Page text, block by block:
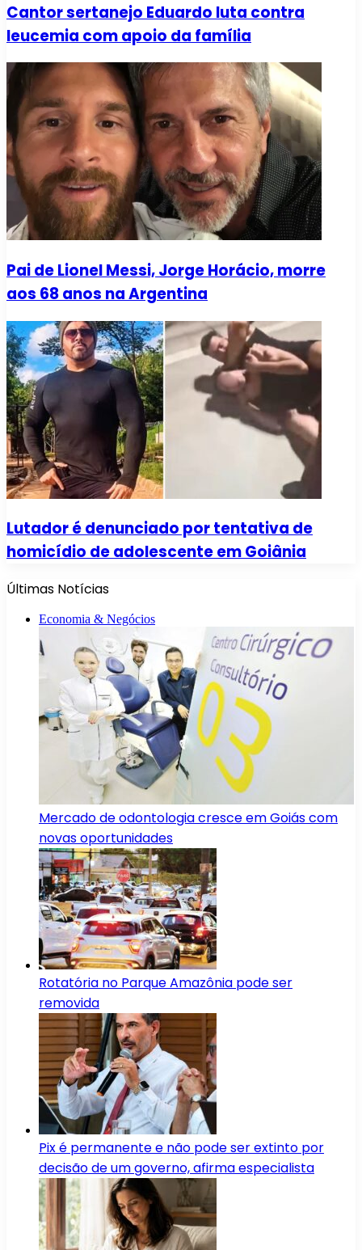
Cantor sertanejo Eduardo luta contra
leucemia com apoio da família
Pai de Lionel Messi, Jorge Horácio, morre
aos 68 anos na Argentina
Lutador é denunciado por tentativa de
homicídio de adolescente em Goiânia
Últimas Notícias
Economia & Negócios
Mercado de odontologia cresce em Goiás com
novas oportunidades
Rotatória no Parque Amazônia pode ser
removida
Pix é permanente e não pode ser extinto por
decisão de um governo, afirma especialista